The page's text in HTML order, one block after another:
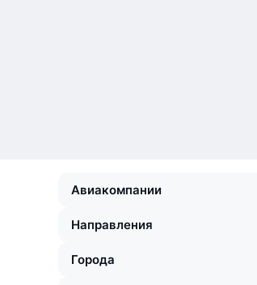
Авиакомпании
Направления
Города